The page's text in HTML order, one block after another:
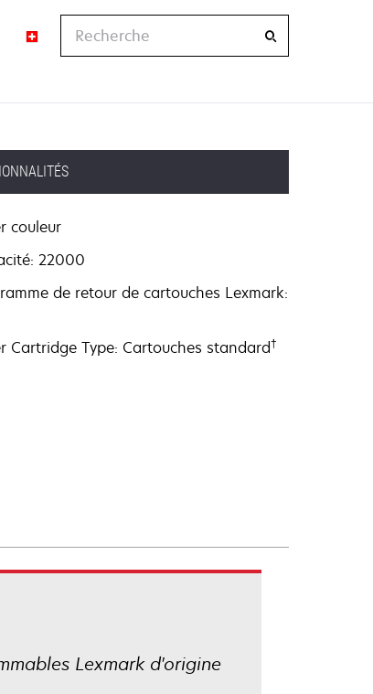
Recherche
couleur
22000
de retour de cartouches Lexmark:
Cartridge Type: Cartouches standard†
Lexmark d'origine